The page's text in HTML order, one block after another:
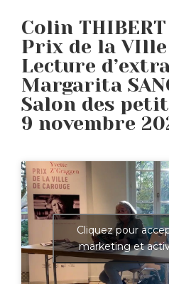
Colin
Prix de la VIlle
Lecture
Margarita
Salon des
9 novembre
Cliquez pour
marketing et